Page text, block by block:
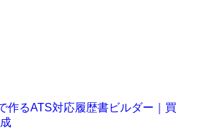
作るATS対応履歴書ビルダー｜買